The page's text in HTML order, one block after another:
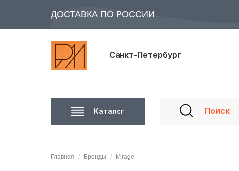
ДОСТАВКА ПО РОССИИ
Санкт-Петербург
Каталог
Главная Бренды Mirage